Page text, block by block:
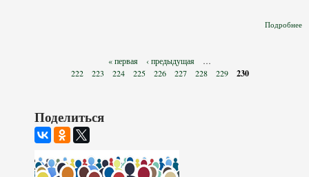
Подробнее
« первая ‹ предыдущая
…
222
223 224 225 226 227 228 229 230
Поделиться